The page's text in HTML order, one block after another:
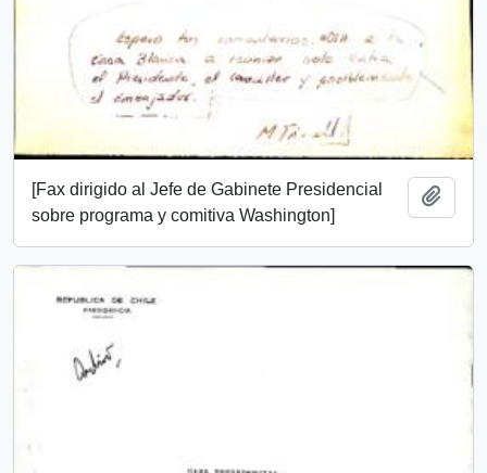
[Fax dirigido al Jefe de Gabinete Presidencial
sobre programa y comitiva Washington]